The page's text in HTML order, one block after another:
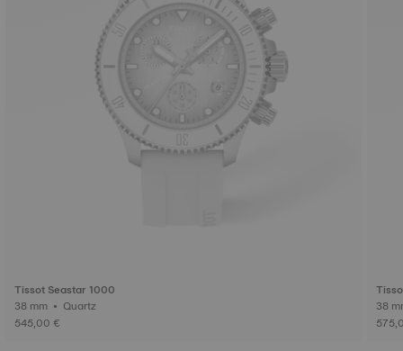
Tissot Seastar 1000
38 mm • Quartz
545,00 €